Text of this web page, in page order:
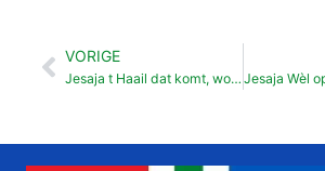
Vorige
VORIGE
Jesaja t Haail dat komt, wordt oetschilderd (54: 1-55:13)